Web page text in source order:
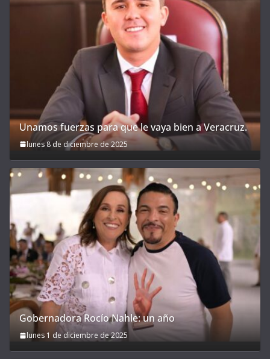
Unamos fuerzas para que le vaya bien a Veracruz.
lunes 8 de diciembre de 2025
Gobernadora Rocío Nahle: un año
lunes 1 de diciembre de 2025